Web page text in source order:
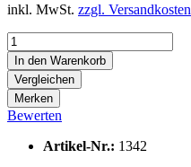
inkl. MwSt. zzgl. Versandkosten
In den Warenkorb
Vergleichen
Merken
Bewerten
Artikel-Nr.: 1342